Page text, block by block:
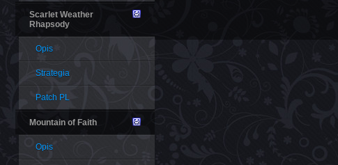
Scarlet Weather
Rhapsody
Opis
Strategia
Patch PL
Mountain of Faith
Opis